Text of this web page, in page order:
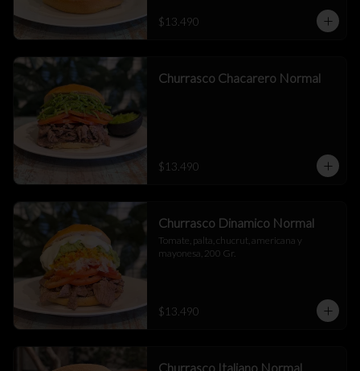
$13.490
Churrasco Chacarero Normal
$13.490
Churrasco Dinamico Normal
Tomate, palta, chucrut, americana y
mayonesa, 200 Gr.
$13.490
Churrasco Italiano Normal